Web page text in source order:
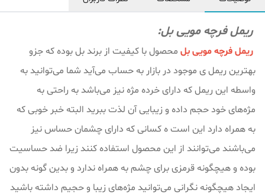
ریمل فرچه مویی بل:
ریمل فرچه مویی بل محصول با کیفیت از برند بل بوده که جزو
بهترین ریمل ی موجود در بازار به حساب می‌آید شما می‌توانید به
واسطه این ریمل که دارای خرده مژه نیز می‌باشد به راحتی به
مژه‌های خود حجم داده و زیبایی آن لذت ببرید البته خبر خوبی که
به همراه دارد این است ه کسانی که دارای چشمان حساس نیز
می‌باشند می‌توانند از این محصول استفاده کنند زیرا ضد حساسیت
بوده و هیچگونه قرمزی برای چشم به همراه ندارد و بدین گونه بدون
ایجاد هیچگونه نگرانی می‌توانید مژه‌های زیبا و حجیم داشته باشید